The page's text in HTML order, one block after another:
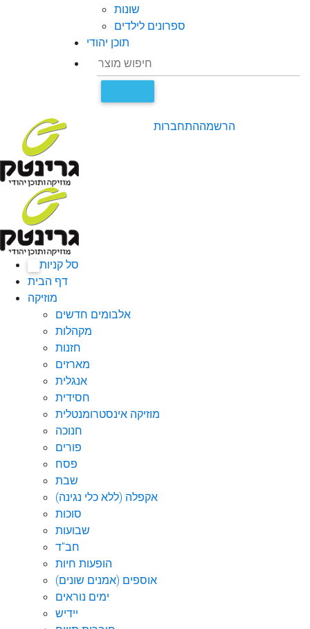
שונות
ספרונים לילדים
תוכן יהודי
התחברותהרשמה
סל קניות
דף הבית
מוזיקה
אלבומים חדשים
מקהלות
חזנות
מארזים
אנגלית
חסידית
מוזיקה אינסטרומנטלית
חנוכה
פורים
פסח
שבת
אקפלה (ללא כלי נגינה)
סוכות
שבועות
חב"ד
הופעות חיות
אוספים (אמנים שונים)
ימים נוראים
יידיש